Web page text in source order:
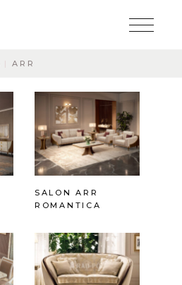
ARR
SALON ARR
ROMANTICA